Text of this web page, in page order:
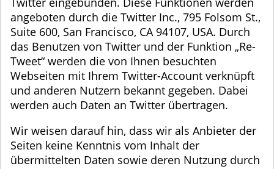
angeboten durch die Twitter Inc., 795 Folsom St.,
Suite 600, San Francisco, CA 94107, USA. Durch
das Benutzen von Twitter und der Funktion „Re-
Tweet“ werden die von Ihnen besuchten
Webseiten mit Ihrem Twitter-Account verknüpft
und anderen Nutzern bekannt gegeben. Dabei
werden auch Daten an Twitter übertragen.
Wir weisen darauf hin, dass wir als Anbieter der
Seiten keine Kenntnis vom Inhalt der
übermittelten Daten sowie deren Nutzung durch